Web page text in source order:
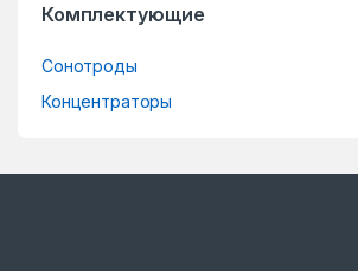
u
Комплектующие
Сонотроды
Концентраторы